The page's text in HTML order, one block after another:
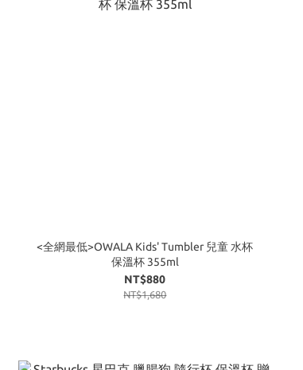
<全網最低>OWALA Kids' Tumbler 兒童 水杯
保溫杯 355ml
NT$880
NT$1,680